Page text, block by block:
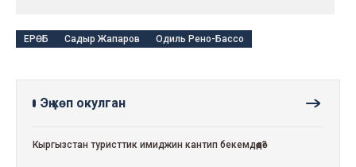
ЕРӨБ Садыр Жапаров Одиль Рено-Бассо
Эң көп окулган
Кыргызстан туристтик имиджин кантип бекемдөөдө?